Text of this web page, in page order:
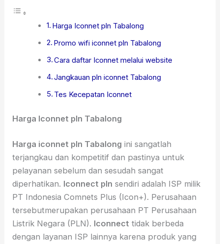
Harga Iconnet pln Tabalong
Promo wifi iconnet pln Tabalong
Cara daftar Iconnet melalui website
Jangkauan pln iconnet Tabalong
Tes Kecepatan Iconnet
Harga Iconnet pln Tabalong
Harga iconnet pln Tabalong ini sangatlah
terjangkau dan kompetitif dan pastinya untuk
pelayanan sebelum dan sesudah sangat
diperhatikan. Iconnect pln sendiri adalah ISP milik
PT Indonesia Comnets Plus (Icon+). Perusahaan
tersebutmerupakan perusahaan PT Perusahaan
Listrik Negara (PLN). Iconnect tidak berbeda
dengan layanan ISP lainnya karena produk yang